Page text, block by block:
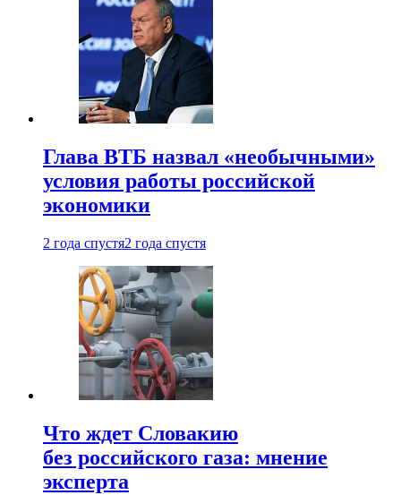
Глава ВТБ назвал «необычными»
условия работы российской
экономики
2 года спустя2 года спустя
Что ждет Словакию
без российского газа: мнение
эксперта